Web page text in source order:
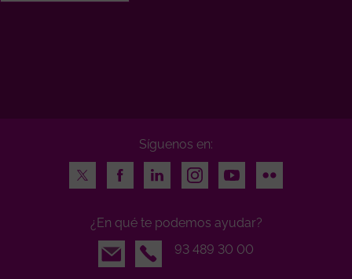
Síguenos en:
Twitter
FacebookLinkedInInstagramYoutubeFlickr
¿En qué te podemos ayudar?
Email
93 489 30 00